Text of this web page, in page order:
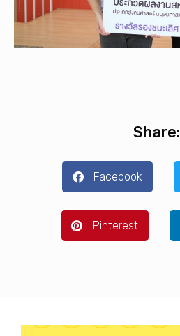
Share:
Facebook
Pinterest